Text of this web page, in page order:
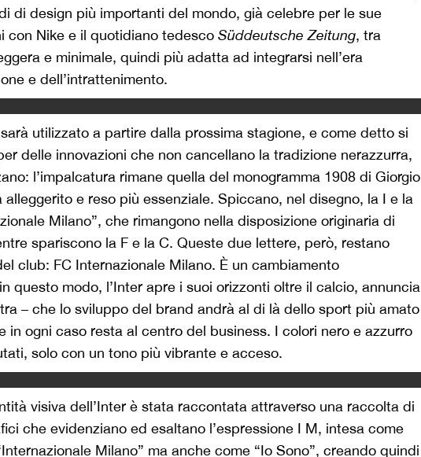
di design più importanti del mondo, già celebre per le sue
con Nike e il quotidiano tedesco Süddeutsche Zeitung, tra
e minimale, quindi più adatta ad integrarsi nell’era
e dell’intrattenimento.
utilizzato a partire dalla prossima stagione, e come detto si
delle innovazioni che non cancellano la tradizione nerazzurra,
l’impalcatura rimane quella del monogramma 1908 di Giorgio
alleggerito e reso più essenziale. Spiccano, nel disegno, la I e la
Milano”, che rimangono nella disposizione originaria di
spariscono la F e la C. Queste due lettere, però, restano
club: FC Internazionale Milano. È un cambiamento
questo modo, l’Inter apre i suoi orizzonti oltre il calcio, annuncia
– che lo sviluppo del brand andrà al di là dello sport più amato
in ogni caso resta al centro del business. I colori nero e azzurro
solo con un tono più vibrante e acceso.
visiva dell’Inter è stata raccontata attraverso una raccolta di
che evidenziano ed esaltano l’espressione I M, intesa come
Milano” ma anche come “Io Sono”, creando quindi